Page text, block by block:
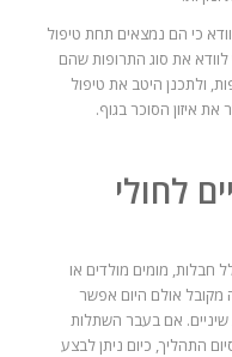
כי הם נמצאים תחת טיפול
לוודא את סוג התרופות שהם
ולתכנן היטב את טיפול
איזון הסוכר בגוף.
לחולי
חבלות, מומים מולדים או
מקובל אולם היום אפשר
אם בעבר השתלות
התהליך, כיום ניתן לבצע